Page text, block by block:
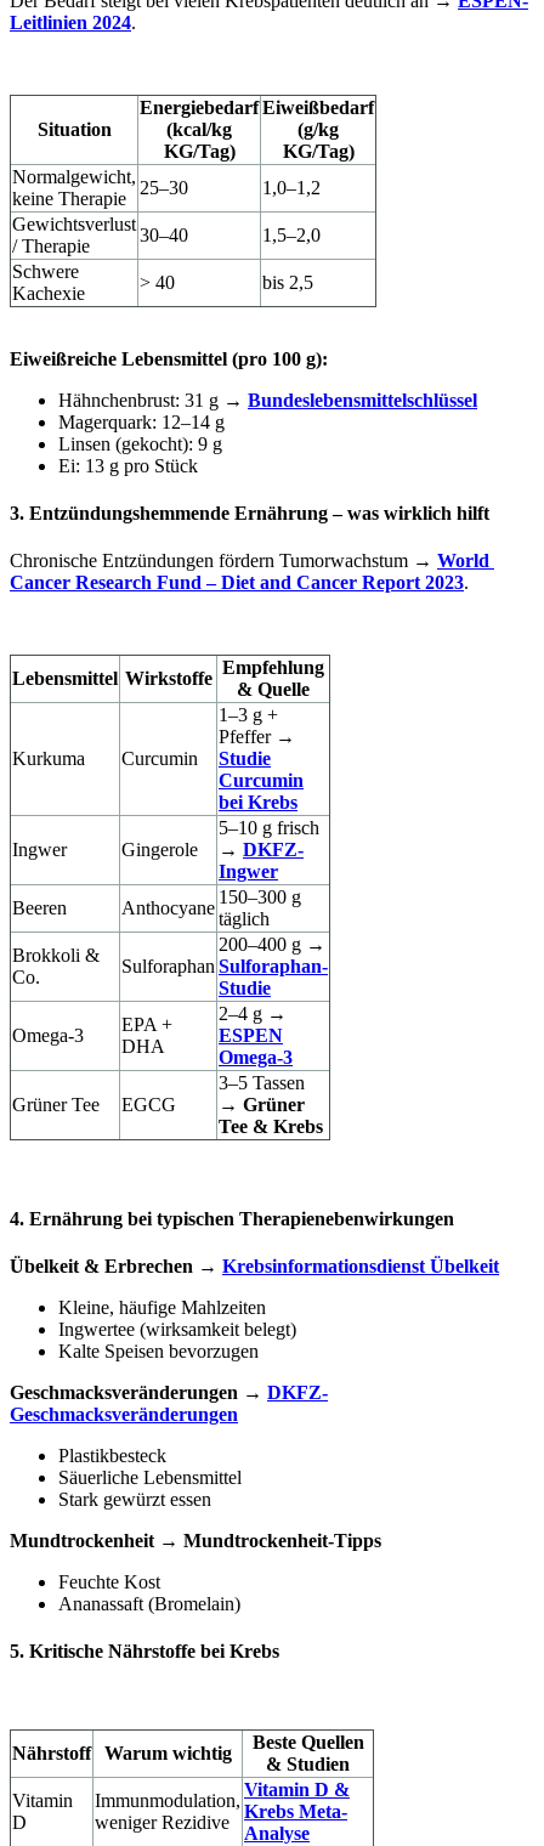
Leitlinien 2024.
Situation
Energiebedarf
(kcal/kg
KG/Tag)
Eiweißbedarf
(g/kg
KG/Tag)
Normalgewicht,
keine Therapie
25–30
1,0–1,2
Gewichtsverlust
/ Therapie
30–40
1,5–2,0
Schwere
Kachexie
> 40 bis 2,5
Eiweißreiche Lebensmittel (pro 100 g):
Hähnchenbrust: 31 g → Bundeslebensmittelschlüssel
Magerquark: 12–14 g
Linsen (gekocht): 9 g
Ei: 13 g pro Stück
3. Entzündungshemmende Ernährung – was wirklich hilft
Chronische Entzündungen fördern Tumorwachstum → World
Cancer Research Fund – Diet and Cancer Report 2023.
Lebensmittel Wirkstoffe
Empfehlung
& Quelle
Kurkuma Curcumin
1–3 g +
Pfeffer →
Studie
Curcumin
bei Krebs
Ingwer Gingerole
5–10 g frisch
→ DKFZ-
Ingwer
Beeren
Anthocyane
150–300 g
täglich
Brokkoli &
Co.
Sulforaphan
200–400 g →
Sulforaphan-
Studie
Omega-3
EPA +
DHA
2–4 g →
ESPEN
Omega-3
Grüner Tee EGCG
3–5 Tassen
→ Grüner
Tee & Krebs
4. Ernährung bei typischen Therapienebenwirkungen
Übelkeit & Erbrechen → Krebsinformationsdienst Übelkeit
Kleine, häufige Mahlzeiten
Ingwertee (wirksamkeit belegt)
Kalte Speisen bevorzugen
Geschmacksveränderungen → DKFZ-
Geschmacksveränderungen
Plastikbesteck
Säuerliche Lebensmittel
Stark gewürzt essen
Mundtrockenheit → Mundtrockenheit-Tipps
Feuchte Kost
Ananassaft (Bromelain)
5. Kritische Nährstoffe bei Krebs
Nährstoff Warum wichtig
Beste Quellen
& Studien
Vitamin
D
Immunmodulation,
weniger Rezidive
Vitamin D &
Krebs Meta-
Analyse